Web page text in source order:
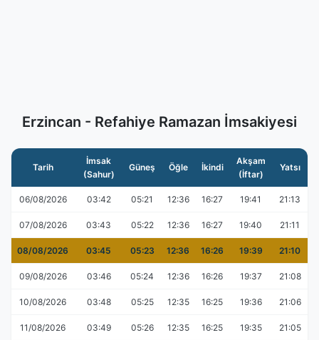
Erzincan - Refahiye Ramazan İmsakiyesi
Tarih
İmsak
(Sahur)
Güneş Öğle İkindi
Akşam
(İftar)
Yatsı
06/08/2026 03:42 05:21 12:36 16:27 19:41 21:13
07/08/2026 03:43 05:22 12:36 16:27 19:40 21:11
08/08/2026 03:45 05:23 12:36 16:26 19:39 21:10
09/08/2026 03:46 05:24 12:36 16:26 19:37 21:08
10/08/2026 03:48 05:25 12:35 16:25 19:36 21:06
11/08/2026 03:49 05:26 12:35 16:25 19:35 21:05